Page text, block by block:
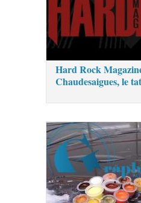
Hard Rock
Chaudesaigues, le